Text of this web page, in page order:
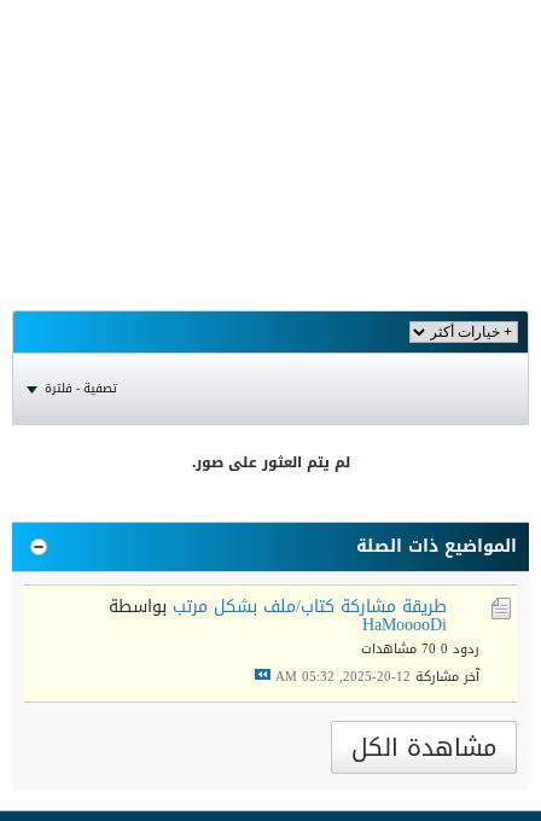
تصفية - فلترة
لم يتم العثور على صور.
المواضيع ذات الصلة
طريقة مشاركة كتاب/ملف بشكل مرتب بواسطة
HaMooooDi
ردود 0
70 مشاهدات
آخر مشاركة 12-20-2025, 05:32 AM
مشاهدة الكل